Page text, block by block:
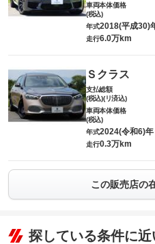
車両本体価格
(税込)
年式2018(平成30)
走行6.0万km
Ｓクラス
支払総額
(税込)(リ済込)
車両本体価格
(税込)
年式2024(令和6)年
走行0.3万km
この販売店の
探している条件に近